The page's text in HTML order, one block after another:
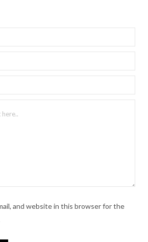
and website in this browser for the